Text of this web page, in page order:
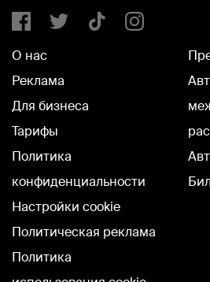
О нас
Реклама
Для бизнеса
Тарифы
Политика
конфиденциальности
Настройки cookie
Политическая реклама
Политика